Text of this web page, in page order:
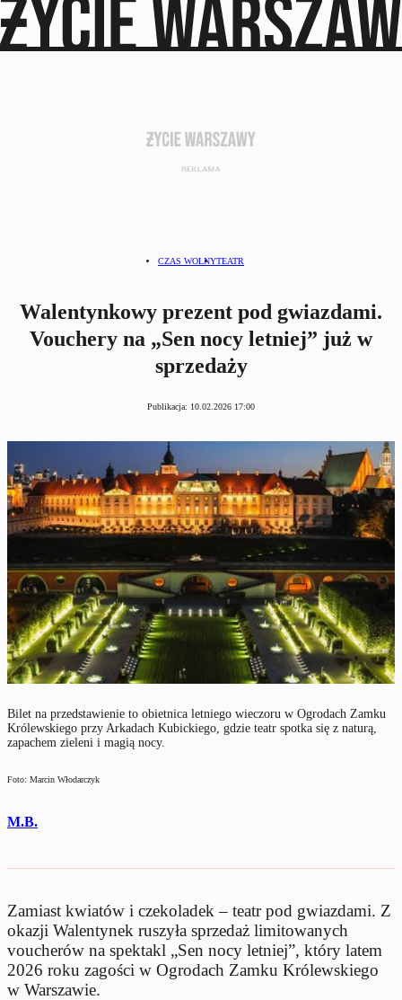
CZAS WOLNYTEATR
Walentynkowy prezent pod gwiazdami.
Vouchery na „Sen nocy letniej” już w
sprzedaży
Publikacja: 10.02.2026 17:00
Bilet na przedstawienie to obietnica letniego wieczoru w Ogrodach Zamku
Królewskiego przy Arkadach Kubickiego, gdzie teatr spotka się z naturą,
zapachem zieleni i magią nocy.
Foto: Marcin Włodarczyk
M.B.
Zamiast kwiatów i czekoladek – teatr pod gwiazdami. Z
okazji Walentynek ruszyła sprzedaż limitowanych
voucherów na spektakl „Sen nocy letniej”, który latem
2026 roku zagości w Ogrodach Zamku Królewskiego
w Warszawie.